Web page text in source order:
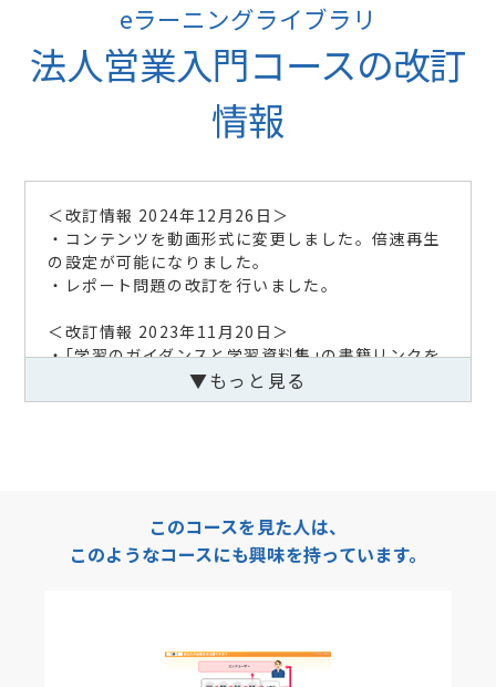
eラーニングライブラリ
法人営業入門コースの改訂
情報
＜改訂情報 2024年12月26日＞
・コンテンツを動画形式に変更しました。倍速再生
の設定が可能になりました。
・レポート問題の改訂を行いました。
＜改訂情報 2023年11月20日＞
・｢学習のガイダンスと学習資料集｣の書籍リンクを
▼もっと見る
このコースを見た人は、
このようなコースにも興味を持っています。